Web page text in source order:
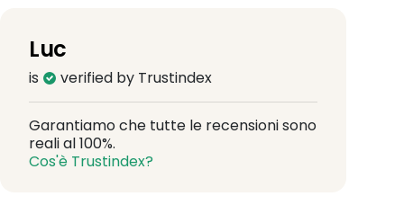
Luc
is verified by Trustindex
Garantiamo che tutte le recensioni sono
reali al 100%.
Cos'è Trustindex?